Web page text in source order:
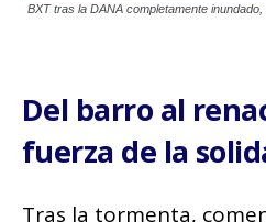
BXT tras la DANA completamente
Del barro al
fuerza de la
Tras la tormenta,